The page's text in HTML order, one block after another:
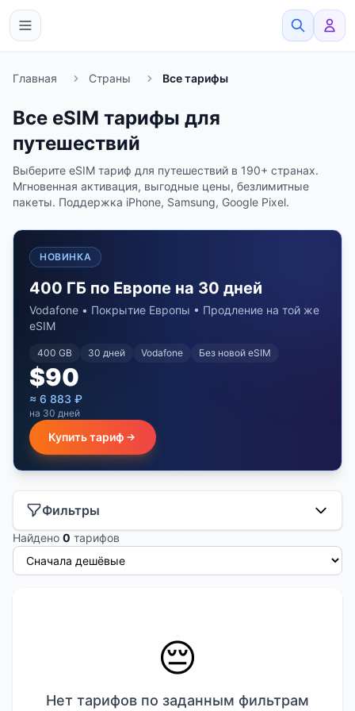
Главная Страны Все тарифы
Все eSIM тарифы для
путешествий
Выберите eSIM тариф для путешествий в 190+ странах.
Мгновенная активация, выгодные цены, безлимитные
пакеты. Поддержка iPhone, Samsung, Google Pixel.
НОВИНКА
400 ГБ по Европе на 30 дней
Vodafone • Покрытие Европы • Продление на той же
eSIM
400 GB 30 дней Vodafone Без новой eSIM
$90
≈ 6 883 ₽
на 30 дней
Купить тариф
Фильтры
Найдено 0 тарифов
😔
Нет тарифов по заданным фильтрам